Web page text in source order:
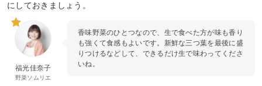
にしておきましょう。
福光佳奈子
野菜ソムリエ
香味野菜のひとつなので、生で食べた方が味も香り
も強くて食感もよいです。新鮮な三つ葉を最後に盛
りつけるなどして、できるだけ生で味わってくださ
いね。